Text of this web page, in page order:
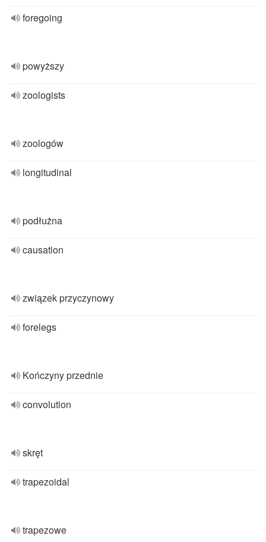
foregoing
powyższy
zoologists
zoologów
longitudinal
podłużna
causation
związek przyczynowy
forelegs
Kończyny przednie
convolution
skręt
trapezoidal
trapezowe